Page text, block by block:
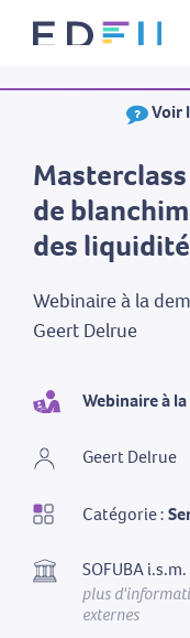
Voir
Webinaire à
Geert Delrue
Catégorie :
SOFUBA
plus
externes
de
des
Webinaire à la
Geert Delrue